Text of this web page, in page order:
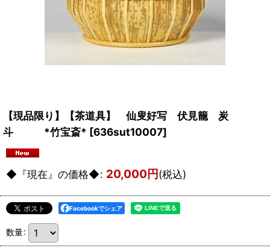
【現品限り】【茶道具】 仙叟好写 伏見籠 炭
斗 *竹宝斎* [636sut10007]
◆『現在』の価格◆: 20,000円(税込)
Facebookでシェア
数量: